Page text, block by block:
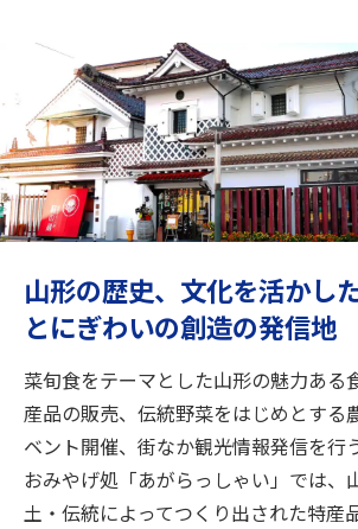
行き先
旅のお役立ち情報
閉じる
山形の歴史、文化を活かし
とにぎわいの創造の発信地
菜旬食をテーマとした山形の魅力ある
産品の販売、伝統野菜をはじめとする
ベント開催、街なか観光情報発信を行
おみやげ処「あがらっしゃい」では、
土・伝統によってつくり出された特産